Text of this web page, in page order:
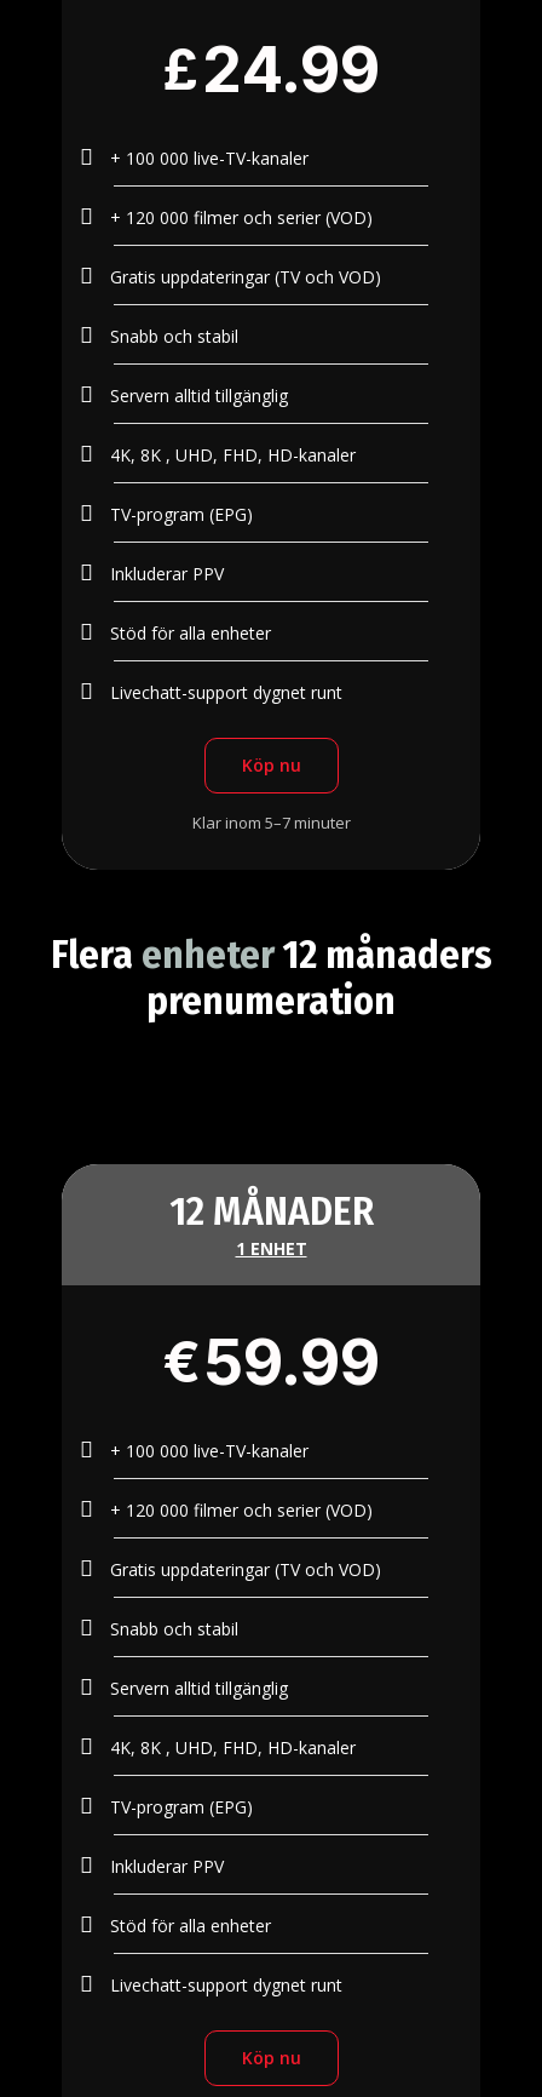
£24.99
+ 100 000 live-TV-kanaler
+ 120 000 filmer och serier (VOD)
Gratis uppdateringar (TV och VOD)
Snabb och stabil
Servern alltid tillgänglig
4K, 8K , UHD, FHD, HD-kanaler
TV-program (EPG)
Inkluderar PPV
Stöd för alla enheter
Livechatt-support dygnet runt
Köp nu
Klar inom 5–7 minuter
Flera enheter12 månaders
prenumeration
12 MÅNADER
1 ENHET
€59.99
+ 100 000 live-TV-kanaler
+ 120 000 filmer och serier (VOD)
Gratis uppdateringar (TV och VOD)​
Snabb och stabil
Servern alltid tillgänglig
4K, 8K , UHD, FHD, HD-kanaler
TV-program (EPG)
Inkluderar PPV
Stöd för alla enheter
Livechatt-support dygnet runt
Köp nu